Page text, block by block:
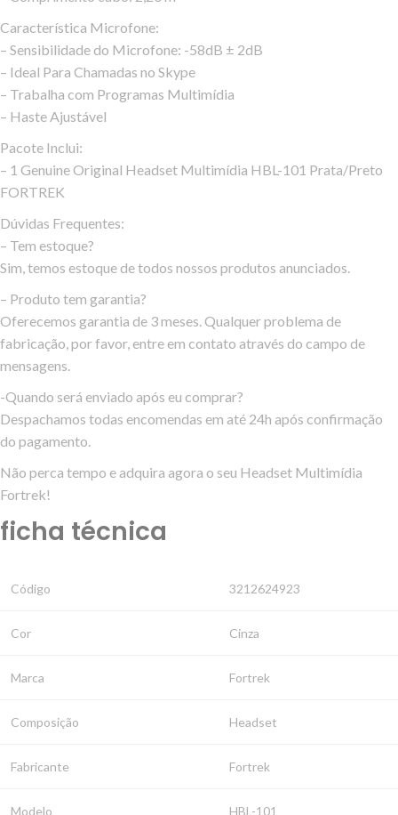
Característica Microfone:
– Sensibilidade do Microfone: -58dB ± 2dB
– Ideal Para Chamadas no Skype
– Trabalha com Programas Multimídia
– Haste Ajustável
Pacote Inclui:
– 1 Genuine Original Headset Multimídia HBL-101 Prata/Preto
FORTREK
Dúvidas Frequentes:
– Tem estoque?
Sim, temos estoque de todos nossos produtos anunciados.
– Produto tem garantia?
Oferecemos garantia de 3 meses. Qualquer problema de
fabricação, por favor, entre em contato através do campo de
mensagens.
-Quando será enviado após eu comprar?
Despachamos todas encomendas em até 24h após confirmação
do pagamento.
Não perca tempo e adquira agora o seu Headset Multimídia
Fortrek!
ficha técnica
Código 3212624923
Cor Cinza
Marca Fortrek
Composição Headset
Fabricante Fortrek
Modelo HBL-101